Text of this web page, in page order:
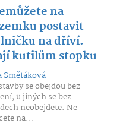
na
postavit
na dříví.
kutilům stopku
Smětáková
se obejdou bez
u jiných se bez
neobejdete. Ne
na...